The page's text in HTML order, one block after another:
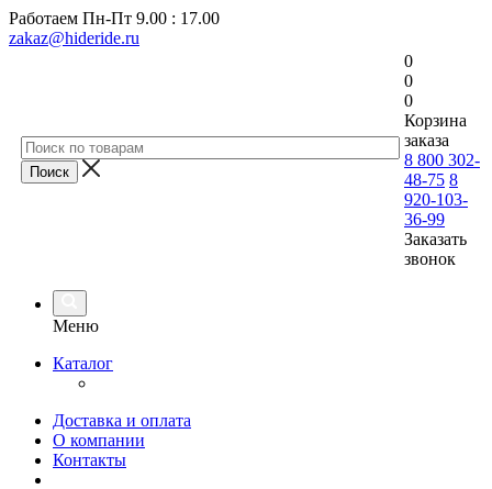
Работаем Пн-Пт 9.00 : 17.00
zakaz@hideride.ru
0
0
0
Корзина
заказа
8 800 302-
48-75 8
920-103-
36-99
Заказать
звонок
Меню
Каталог
Доставка и оплата
О компании
Контакты